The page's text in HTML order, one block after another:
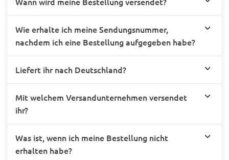
Wie erhalte ich meine Sendungsnummer,
nachdem ich eine Bestellung aufgegeben habe?
Liefert ihr nach Deutschland?
Mit welchem Versandunternehmen versendet
ihr?
Was ist, wenn ich meine Bestellung nicht
erhalten habe?